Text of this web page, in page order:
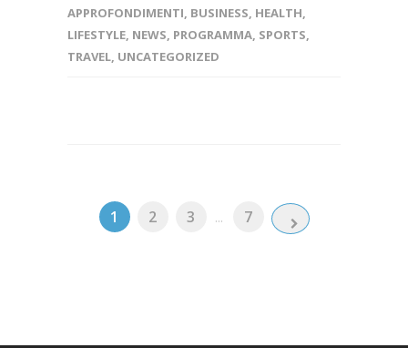
APPROFONDIMENTI, BUSINESS, HEALTH,
LIFESTYLE, NEWS, PROGRAMMA, SPORTS,
TRAVEL, UNCATEGORIZED
1 2 3 ... 7